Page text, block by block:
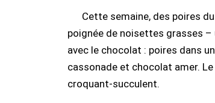
Cette semaine, des poires
poignée de noisettes grasses
avec le chocolat : poires dans
cassonade et chocolat amer.
croquant-succulent.